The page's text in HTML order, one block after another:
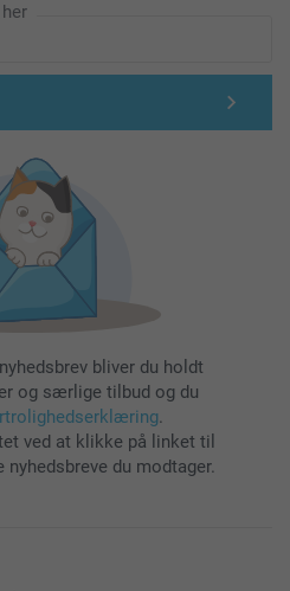
bliver du holdt
og særlige tilbud og du
.
ved at klikke på linket til
du modtager.